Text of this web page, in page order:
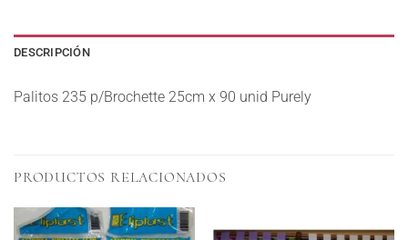
DESCRIPCIÓN
Palitos 235 p/Brochette 25cm x 90 unid Purely
PRODUCTOS RELACIONADOS